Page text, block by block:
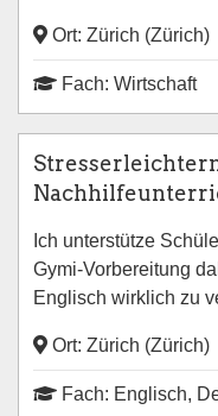
Ort: Zürich (Zürich)
Fach: Wirtschaft
Ich unterstütze
Gymi-Vorbereitung
Englisch wirklich zu
Ort: Zürich (Zürich)
Fach: Englisch,